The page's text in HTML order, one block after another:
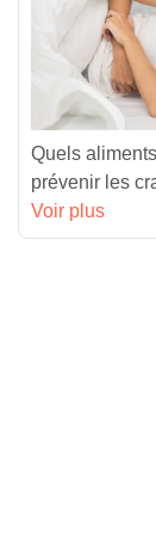
Quels
prévenir les
Voir plus